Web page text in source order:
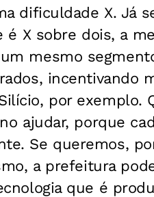
dificuldade X. Já
é X sobre dois, a
mesmo
incentivando
por exemplo.
ajudar, porque
Se queremos,
a prefeitura
que é